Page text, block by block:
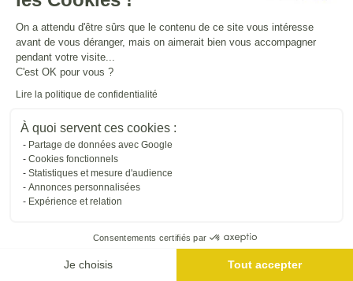
On a attendu d'être sûrs que le contenu de ce site vous intéresse
avant de vous déranger, mais on aimerait bien vous accompagner
pendant votre visite...
C'est OK pour vous ?
Lire la politique de confidentialité
À quoi servent ces cookies :
Partage de données avec Google
Cookies fonctionnels
Statistiques et mesure d'audience
Annonces personnalisées
Expérience et relation
Consentements certifiés par
Je choisis Tout accepter
Mentions légales
Crédits Agence de communication
Plan du site
Gestion des cookies